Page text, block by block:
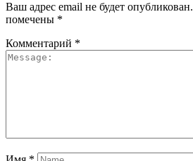
Ваш адрес email не будет опубликован.
помечены *
Комментарий *